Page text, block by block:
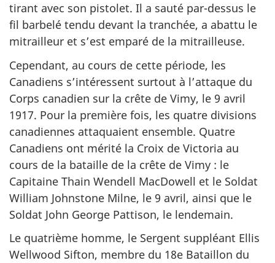
tirant avec son pistolet. Il a sauté par-dessus le
fil barbelé tendu devant la tranchée, a abattu le
mitrailleur et s’est emparé de la mitrailleuse.
Cependant, au cours de cette période, les
Canadiens s’intéressent surtout à l’attaque du
Corps canadien sur la crête de Vimy, le 9 avril
1917. Pour la première fois, les quatre divisions
canadiennes attaquaient ensemble. Quatre
Canadiens ont mérité la Croix de Victoria au
cours de la bataille de la crête de Vimy : le
Capitaine Thain Wendell MacDowell et le Soldat
William Johnstone Milne, le 9 avril, ainsi que le
Soldat John George Pattison, le lendemain.
Le quatrième homme, le Sergent suppléant Ellis
Wellwood Sifton, membre du 18e Bataillon du